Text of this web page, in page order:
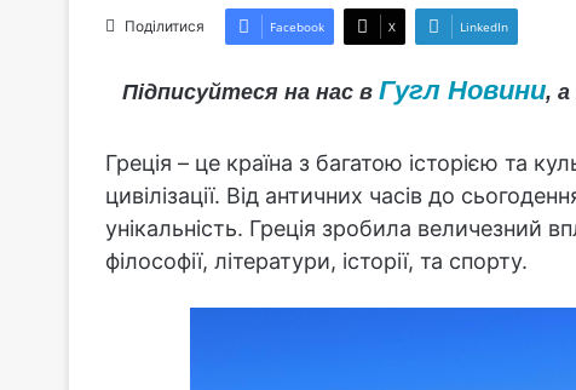
Поділитися Facebook X LinkedIn
Підписуйтеся на нас в Гугл Новини,
Греція – це країна з багатою історією та
цивілізації. Від античних часів до
унікальність. Греція зробила величезний
філософії, літератури, історії, та спорту.